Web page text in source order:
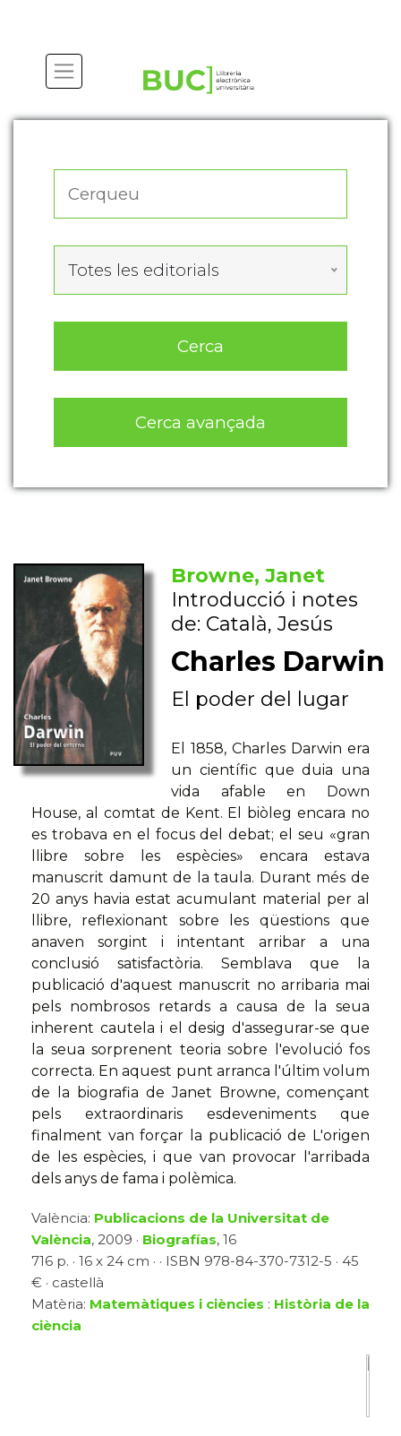
Totes les editorials
Cerca
Cerca avançada
Browne, Janet
Introducció i notes
de: Català, Jesús
Charles Darwin
El poder del lugar
El 1858, Charles Darwin era
un científic que duia una
vida afable en Down
House, al comtat de Kent. El biòleg encara no
es trobava en el focus del debat; el seu «gran
llibre sobre les espècies» encara estava
manuscrit damunt de la taula. Durant més de
20 anys havia estat acumulant material per al
llibre, reflexionant sobre les qüestions que
anaven sorgint i intentant arribar a una
conclusió satisfactòria. Semblava que la
publicació d'aquest manuscrit no arribaria mai
pels nombrosos retards a causa de la seua
inherent cautela i el desig d'assegurar-se que
la seua sorprenent teoria sobre l'evolució fos
correcta. En aquest punt arranca l'últim volum
de la biografia de Janet Browne, començant
pels extraordinaris esdeveniments que
finalment van forçar la publicació de L'origen
de les espècies, i que van provocar l'arribada
dels anys de fama i polèmica.
València: Publicacions de la Universitat de
València, 2009 · Biografías, 16
716 p. · 16 x 24 cm · · ISBN 978-84-370-7312-5 · 45
€ · castellà
Matèria: Matemàtiques i ciències : Història de la
ciència